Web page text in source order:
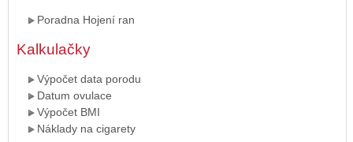
Poradna Hojení ran
Kalkulačky
Výpočet data porodu
Datum ovulace
Výpočet BMI
Náklady na cigarety